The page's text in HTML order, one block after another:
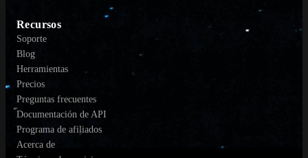
Recursos
Soporte
Blog
Herramientas
Precios
Preguntas frecuentes
Documentación de API
Programa de afiliados
Acerca de